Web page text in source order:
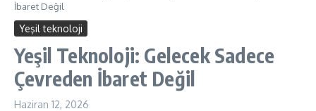
İbaret Değil
Yeşil teknoloji
Yeşil Teknoloji: Gelecek Sadece
Çevreden İbaret Değil
Haziran 12, 2026